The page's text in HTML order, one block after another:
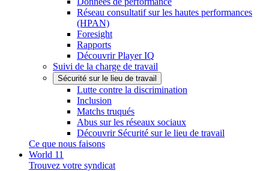
Réseau consultatif sur les hautes performances
(HPAN)
Foresight
Rapports
Découvrir Player IQ
Suivi de la charge de travail
Sécurité sur le lieu de travail
Lutte contre la discrimination
Inclusion
Matchs truqués
Abus sur les réseaux sociaux
Découvrir Sécurité sur le lieu de travail
Ce que nous faisons
World 11
Trouvez votre syndicat